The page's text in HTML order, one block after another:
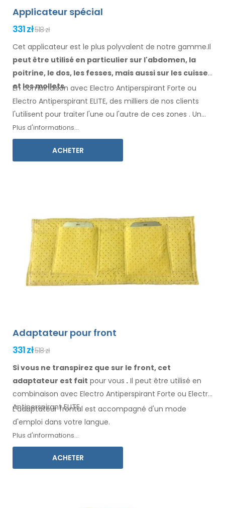
Applicateur spécial
331 zł518 zł
Cet applicateur est le plus polyvalent de notre gamme.Il
peut être utilisé en particulier sur l'abdomen, la
poitrine, le dos, les fesses, mais aussi sur les cuisses
et les mollets.
En combinaison avec Electro Antiperspirant Forte ou
Electro Antiperspirant ELITE, des milliers de nos clients
l'utilisent pour traiter l'une ou l'autre de ces zones . Un
mode d'emploidans votre langue
Plus d'informations...
ACHETER
Adaptateur pour front
331 zł518 zł
Si vous ne transpirez que sur le front, cet
adaptateur est fait pour vous . Il peut être utilisé en
combinaison avec Electro Antiperspirant Forte ou Electro
Antiperspirant ELITE.
L'adaptateurfrontal est accompagné d'un mode
d'emploi dans votre langue.
Plus d'informations...
ACHETER